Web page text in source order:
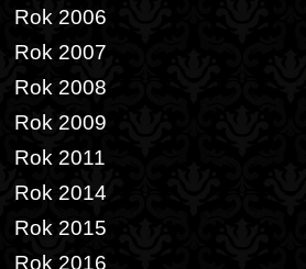
Rok 2006
Rok 2007
Rok 2008
Rok 2009
Rok 2011
Rok 2014
Rok 2015
Rok 2016